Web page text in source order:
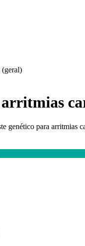
(geral)
genético para arritmias